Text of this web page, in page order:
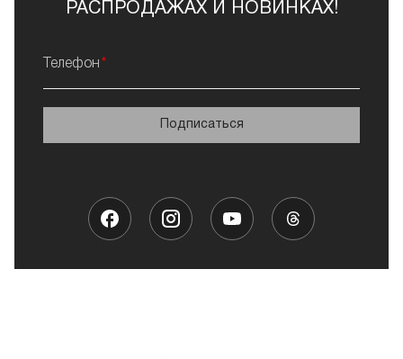
РАСПРОДАЖАХ И НОВИНКАХ!
Телефон
Подписаться